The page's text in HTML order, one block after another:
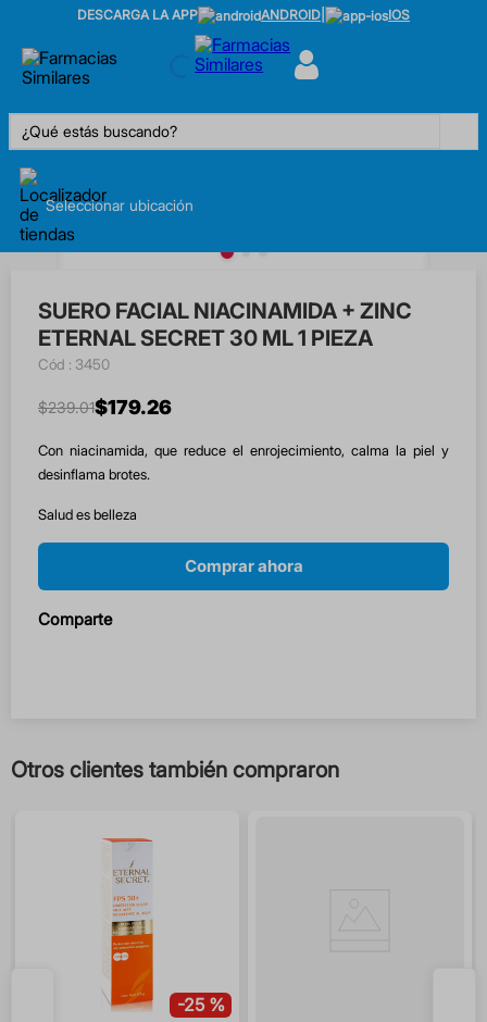
DESCARGA LA APP ANDROID IOS
¿Qué estás buscando?
Seleccionar ubicación
SUERO FACIAL NIACINAMIDA + ZINC
ETERNAL SECRET 30 ML 1 PIEZA
: 3450
$239.01$179.26
Con niacinamida, que reduce el enrojecimiento, calma la piel y
desinflama brotes.
Salud es belleza
Comprar ahora
Comparte
Otros clientes también compraron
-25 %